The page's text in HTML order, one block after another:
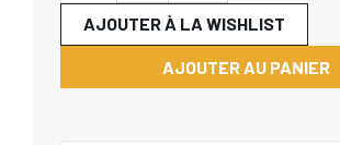
AJOUTER AU PANIER
AJOUTER À LA WISHLIST